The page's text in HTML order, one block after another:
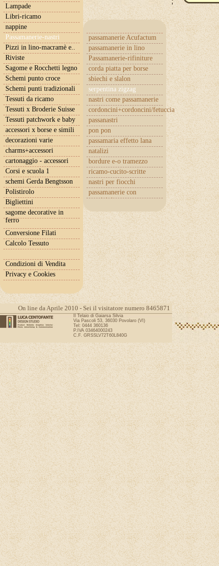
Lampade
Libri-ricamo
nappine
Passamanerie-nastri
passamanerie Acufactum
passamanerie in lino
Passamanerie-rifiniture
corda piatta per borse
sbiechi e slalon
serpentina zigzag
nastri come passamanerie
cordoncini+cordoncini/fetuccia
passanastri
pon pon
passamaria effetto lana
natalizi
bordure e-o tramezzo
ricamo-cucito-scritte
nastri per fiocchi
passamanerie con
cuoricini
Pizzi in lino-macramè e..
Riviste
Sagome e Rocchetti legno
Schemi punto croce
Schemi punti tradizionali
Tessuti da ricamo
Tessuti x Broderie Suisse
Tessuti patchwork e baby
accessori x borse e simili
decorazioni varie
charms+accessori
cartonaggio - accessori
Corsi e scuola 1
schemi Gerda Bengtsson
Polistirolo
Bigliettini
sagome decorative in
ferro
Conversione Filati
Calcolo Tessuto
Condizioni di Vendita
Privacy e Cookies
On line da Aprile 2010 - Sei il visitatore numero 8465871
Il Telaio di Gaiarsa Silvia
Via Pascoli 53, 36030 Povolaro (VI)
Tel: 0444 360136
P.IVA 03464000243
C.F. GRSSLV72T60L840G